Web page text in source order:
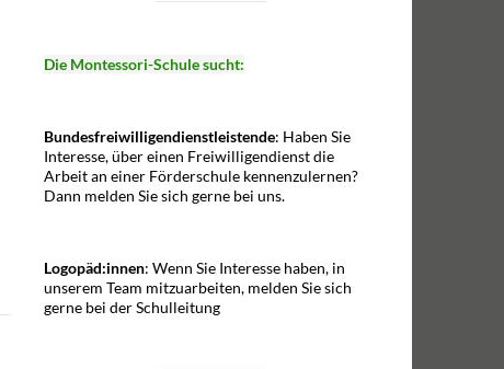
Die Montessori-Schule sucht:
Bundesfreiwilligendienstleistende: Haben Sie
Interesse, über einen Freiwilligendienst die
Arbeit an einer Förderschule kennenzulernen?
Dann melden Sie sich gerne bei uns.
Logopäd:innen: Wenn Sie Interesse haben, in
unserem Team mitzuarbeiten, melden Sie sich
gerne bei der Schulleitung